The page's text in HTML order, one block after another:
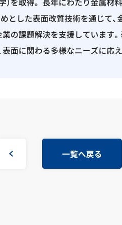
とした表面改質技術を通じて
の課題解決を支援しています
面に関わる多様なニーズに応
一覧へ戻る